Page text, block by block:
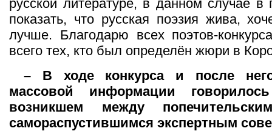
русской литературе, в данном случае в
показать, что русская поэзия жива,
лучше. Благодарю всех поэтов-
всего тех, кто был определён жюри в
– В ходе конкурса и после
массовой информации
возникшем между
самораспустившимся экспертным